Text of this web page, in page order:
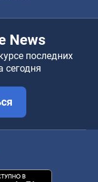
News
последних
сегодня